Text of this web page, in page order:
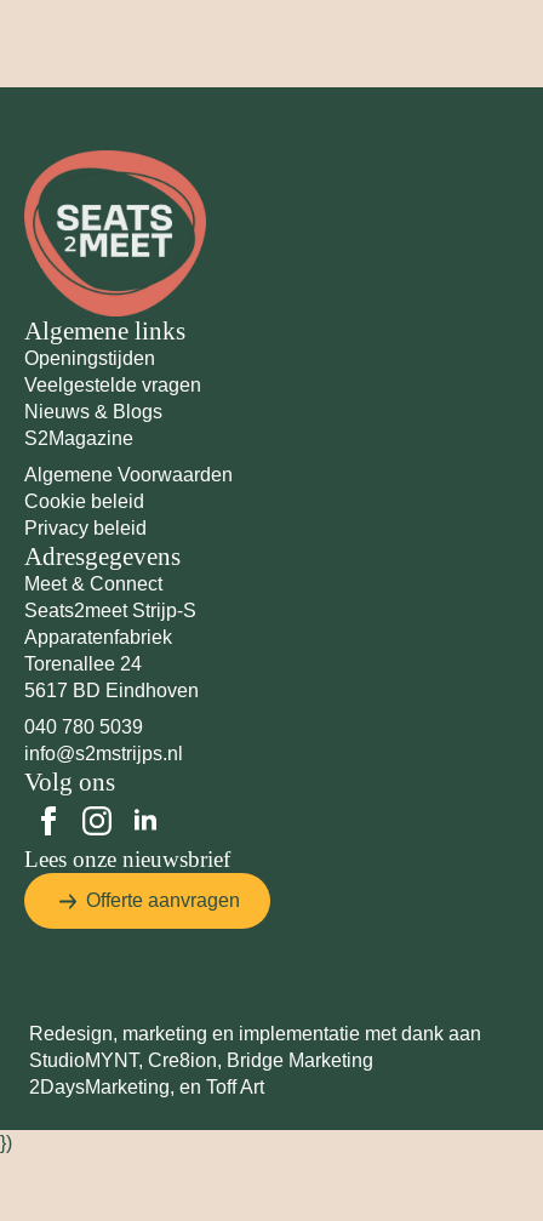
Algemene links
Openingstijden
Veelgestelde vragen
Nieuws & Blogs
S2Magazine
Algemene Voorwaarden
Cookie beleid
Privacy beleid
Adresgegevens
Meet & Connect
Seats2meet Strijp-S
Apparatenfabriek
Torenallee 24
5617 BD Eindhoven
040 780 5039
info@s2mstrijps.nl
Volg ons
Lees onze nieuwsbrief
Offerte aanvragen
Redesign, marketing en implementatie met dank aan
StudioMYNT, Cre8ion, Bridge Marketing
2DaysMarketing, en Toff Art
})